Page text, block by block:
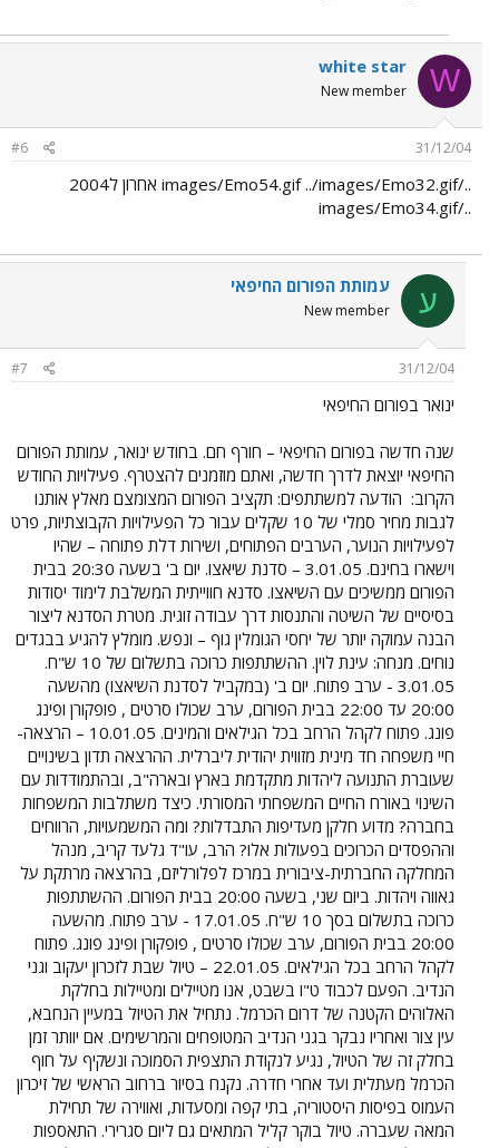
W
white star
New member
31/12/04
#6
../images/Emo54.gif ../images/Emo32.gif אחרון ל2004
../images/Emo34.gif
ע עמותת הפורום החיפאי
New member
31/12/04
#7
ינואר בפורום החיפאי
שנה חדשה בפורום החיפאי – חורף חם. בחודש ינואר, עמותת הפורום
החיפאי יוצאת לדרך חדשה, ואתם מוזמנים להצטרף. פעילויות החודש
הקרוב: הודעה למשתתפים: תקציב הפורום המצומצם מאלץ אותנו
לגבות מחיר סמלי של 10 שקלים עבור כל הפעילויות הקבוצתיות, פרט
לפעילויות הנוער, הערבים הפתוחים, ושירות דלת פתוחה – שהיו
וישארו בחינם. 3.01.05 – סדנת שיאצו. יום ב' בשעה 20:30 בבית
הפורום ממשיכים עם השיאצו. סדנא חווייתית המשלבת לימוד יסודות
בסיסיים של השיטה והתנסות דרך עבודה זוגית. מטרת הסדנא ליצור
הבנה עמוקה יותר של יחסי הגומלין גוף – ונפש. מומלץ להגיע בבגדים
נוחים. מנחה: עינת לוין. ההשתתפות כרוכה בתשלום של 10 ש"ח.
3.01.05 - ערב פתוח. יום ב' (במקביל לסדנת השיאצו) מהשעה
20:00 עד 22:00 בבית הפורום, ערב שכולו סרטים , פופקורן ופינג
פונג. פתוח לקהל הרחב בכל הגילאים והמינים. 10.01.05 – הרצאה-
חיי משפחה חד מינית מזווית יהודית ליברלית. ההרצאה תדון בשינויים
שעוברת התנועה ליהדות מתקדמת בארץ ובארה"ב, ובהתמודדות עם
השינוי באורח החיים המשפחתי המסורתי. כיצד משתלבות המשפחות
בחברה? מדוע חלקן מעדיפות התבדלות? ומה המשמעויות, הרווחים
וההפסדים הכרוכים בפעולות אלו? הרב, עו"ד גלעד קריב, מנהל
המחלקה החברתית-ציבורית במרכז לפלורליזם, בהרצאה מרתקת על
גאווה ויהדות. ביום שני, בשעה 20:00 בבית הפורום. ההשתתפות
כרוכה בתשלום בסך 10 ש"ח. 17.01.05 - ערב פתוח. מהשעה
20:00 בבית הפורום, ערב שכולו סרטים , פופקורן ופינג פונג. פתוח
לקהל הרחב בכל הגילאים. 22.01.05 – טיול שבת לזכרון יעקוב וגני
הנדיב. הפעם לכבוד ט"ו בשבט, אנו מטיילים ומטיילות בחלקת
האלוהים הקטנה של דרום הכרמל. נתחיל את הטיול במעיין הנחבא,
עין צור ואחריו נבקר בגני הנדיב המטופחים והמרשימים. אם יוותר זמן
בחלק זה של הטיול, נגיע לנקודת התצפית הסמוכה ונשקיף על חוף
הכרמל מעתלית ועד אחרי חדרה. נקנח בסיור ברחוב הראשי של זיכרון
העמוס בפיסות היסטוריה, בתי קפה ומסעדות, ואווירה של תחילת
המאה שעברה. טיול בוקר קליל המתאים גם ליום סגרירי. התאספות